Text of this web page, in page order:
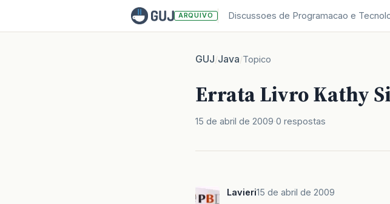
ARQUIVO Discussoes de Programacao e
GUJ/Java/Topico
Errata Livro Kathy
15 de abril de 2009 0 respostas
Lavieri15 de abril de 2009